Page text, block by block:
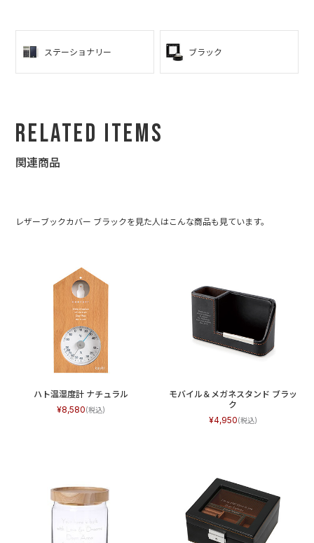
ステーショナリー ブラック
Related Items
関連商品
レザーブックカバー ブラックを見た人はこんな商品も見ています。
ハト温湿度計 ナチュラル
8,580
モバイル＆メガネスタンド ブラッ
ク
4,950